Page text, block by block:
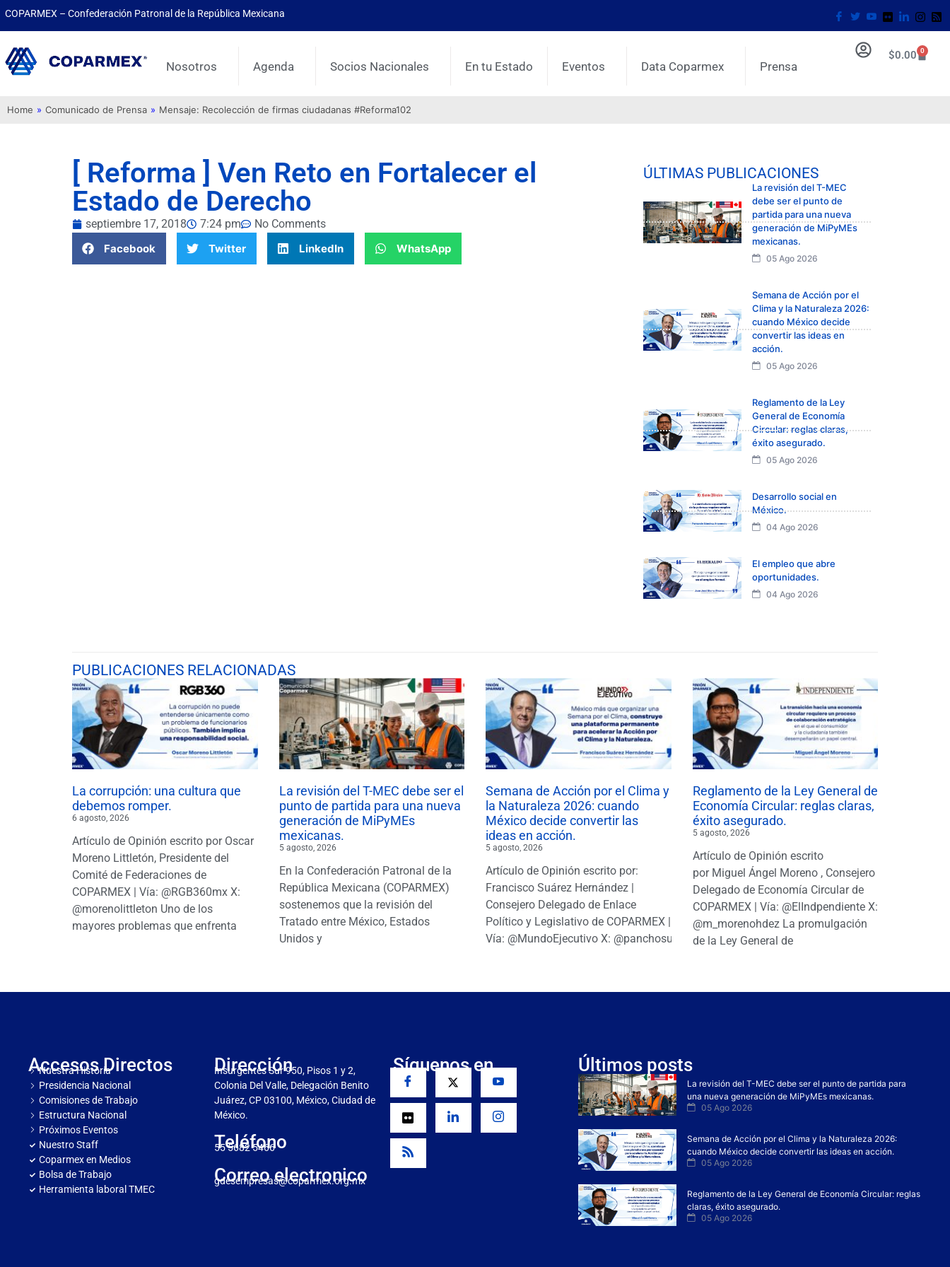
COPARMEX – Confederación Patronal de la República Mexicana
Nosotros Agenda Socios Nacionales En tu Estado Eventos Data Coparmex Prensa
$0.00 0
Home » Comunicado de Prensa » Mensaje: Recolección de firmas ciudadanas #Reforma102
[ Reforma ] Ven Reto en Fortalecer el
Estado de Derecho
septiembre 17, 2018 7:24 pm
No Comments
Facebook
Twitter LinkedIn WhatsApp
ÚLTIMAS PUBLICACIONES
La revisión del T-MEC
debe ser el punto de
partida para una nueva
generación de MiPyMEs
mexicanas.
05 Ago 2026
Semana de Acción por el
Clima y la Naturaleza 2026:
cuando México decide
convertir las ideas en
acción.
05 Ago 2026
Reglamento de la Ley
General de Economía
Circular: reglas claras,
éxito asegurado.
05 Ago 2026
Desarrollo social en
México.
04 Ago 2026
El empleo que abre
oportunidades.
04 Ago 2026
PUBLICACIONES RELACIONADAS
La corrupción: una cultura que
debemos romper.
6 agosto, 2026
Artículo de Opinión escrito por Oscar
Moreno Littletón, Presidente del
Comité de Federaciones de
COPARMEX | Vía: @RGB360mx X:
@morenolittleton Uno de los
mayores problemas que enfrenta
La revisión del T-MEC debe ser el
punto de partida para una nueva
generación de MiPyMEs
mexicanas.
5 agosto, 2026
En la Confederación Patronal de la
República Mexicana (COPARMEX)
sostenemos que la revisión del
Tratado entre México, Estados
Unidos y
Semana de Acción por el Clima y
la Naturaleza 2026: cuando
México decide convertir las
ideas en acción.
5 agosto, 2026
Artículo de Opinión escrito por:
Francisco Suárez Hernández |
Consejero Delegado de Enlace
Político y Legislativo de COPARMEX |
Vía: @MundoEjecutivo X: @panchosuarezh
Reglamento de la Ley General de
Economía Circular: reglas claras,
éxito asegurado.
5 agosto, 2026
Artículo de Opinión escrito
por Miguel Ángel Moreno , Consejero
Delegado de Economía Circular de
COPARMEX | Vía: @ElIndpendiente X:
@m_morenohdez La promulgación
de la Ley General de
Accesos Directos
Nuestra Historia
Presidencia Nacional
Comisiones de Trabajo
Estructura Nacional
Próximos Eventos
Nuestro Staff
Coparmex en Medios
Bolsa de Trabajo
Herramienta laboral TMEC
Dirección
Insurgentes Sur 950, Pisos 1 y 2,
Colonia Del Valle, Delegación Benito
Juárez, CP 03100, México, Ciudad de
México.
Teléfono
55 5682 5466
Correo electronico
gdesempresas@coparmex.org.mx
Síguenos en Últimos posts
La revisión del T-MEC debe ser el punto de partida para
una nueva generación de MiPyMEs mexicanas.
05 Ago 2026
Semana de Acción por el Clima y la Naturaleza 2026:
cuando México decide convertir las ideas en acción.
05 Ago 2026
Reglamento de la Ley General de Economía Circular: reglas
claras, éxito asegurado.
05 Ago 2026